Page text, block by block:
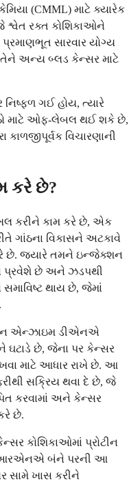
(CMML) માટે ક્યારેક
રક્ત કોશિકાઓને
સારવાર યોગ્ય
તેને અન્ય બ્લડ કેન્સર માટે
ગઈ હોય, ત્યારે
માટે ઓફ-લેબલ થઈ શકે છે,
કાળજીપૂર્વક વિચારણાની
કરે છે?
કરીને કામ કરે છે, એક
ગાંઠના વિકાસને અટકાવે
છે. જ્યારે તમને ઇન્જેક્શન
પ્રવેશે છે અને ઝડપથી
થાય છે, જેમાં
એન્ઝાઇમ ડીએનએ
છે, જેના પર કેન્સર
માટે આધાર રાખે છે. આ
સક્રિય થવા દે છે, જે
કરવામાં અને કેન્સર
છે.
કોશિકાઓમાં પ્રોટીન
આરએનએ બંને પરની આ
સામે ખાસ કરીને